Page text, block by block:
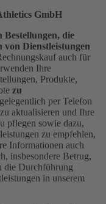
GmbH
die
Dienstleistungen
auch für
Ihre
Produkte,
zu
per Telefon
aktualisieren und Ihre
pflegen sowie dazu,
zu empfehlen,
Informationen auch
insbesondere Betrug,
die Durchführung
in unserem